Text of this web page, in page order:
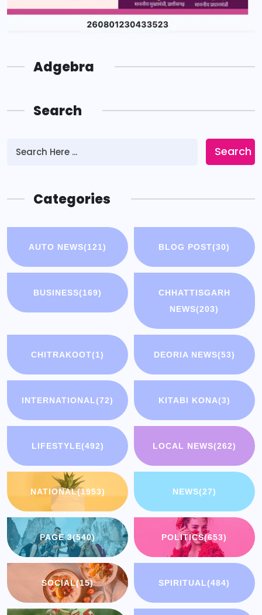
Adgebra
Search
Search
Categories
AUTO NEWS(121) BLOG POST(30)
BUSINESS(169)
CHHATTISGARH
NEWS(203)
CHITRAKOOT(1) DEORIA NEWS(53)
INTERNATIONAL(72) KITABI KONA(3)
LIFESTYLE(492) LOCAL NEWS(262)
NATIONAL(1953) NEWS(27)
PAGE 3(540) POLITICS(653)
SOCIAL(15) SPIRITUAL(484)